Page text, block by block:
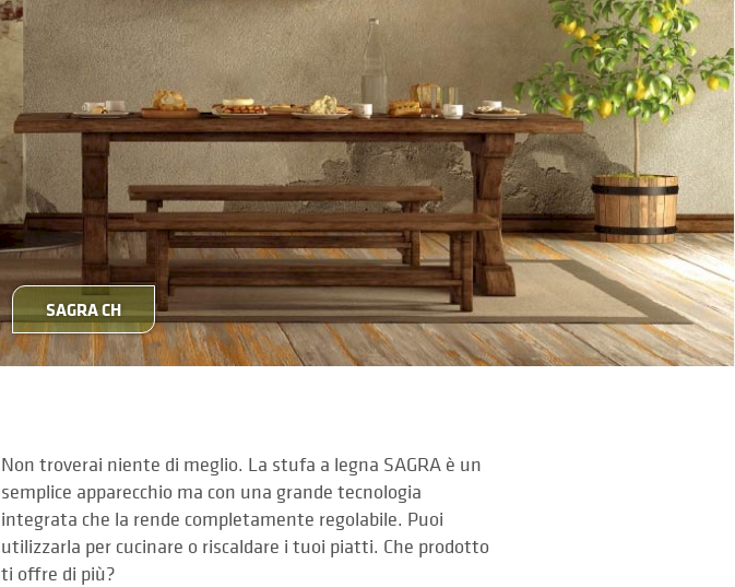
SAGRA CH
Non troverai niente di meglio. La stufa a legna SAGRA è un
semplice apparecchio ma con una grande tecnologia
integrata che la rende completamente regolabile. Puoi
utilizzarla per cucinare o riscaldare i tuoi piatti. Che prodotto
ti offre di più?